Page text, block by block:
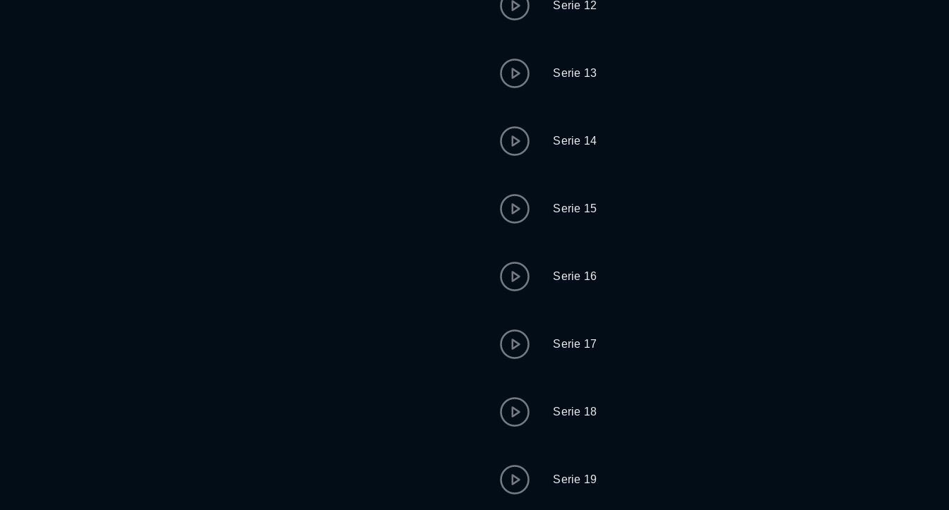
Serie 12
Serie 13
Serie 14
Serie 15
Serie 16
Serie 17
Serie 18
Serie 19